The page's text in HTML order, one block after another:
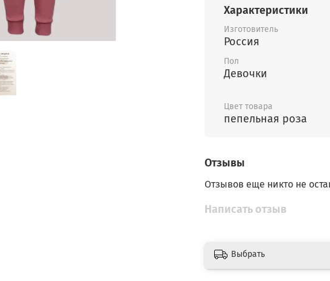
Характеристики
Изготовитель
Россия
Пол
Девочки
Цвет товара
пепельная роза
Отзывы
Отзывов еще никто не
Написать отзыв
Выбрать